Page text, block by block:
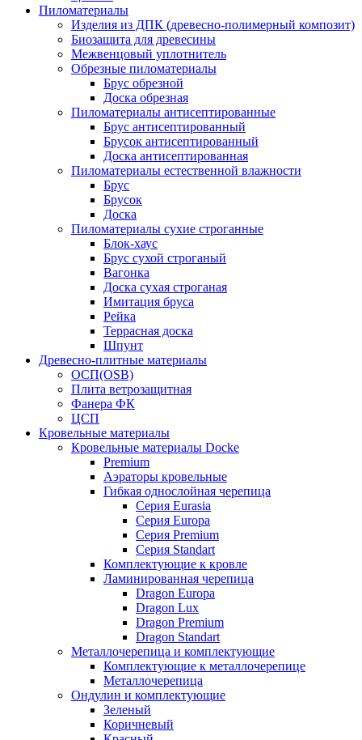
Пиломатериалы
Изделия из ДПК (древесно-полимерный композит)
Биозащита для древесины
Межвенцовый уплотнитель
Обрезные пиломатериалы
Брус обрезной
Доска обрезная
Пиломатериалы антисептированные
Брус антисептированный
Брусок антисептированный
Доска антисептированная
Пиломатериалы естественной влажности
Брус
Брусок
Доска
Пиломатериалы сухие строганные
Блок-хаус
Брус сухой строганый
Вагонка
Доска сухая строганая
Имитация бруса
Рейка
Террасная доска
Шпунт
Древесно-плитные материалы
ОСП(OSB)
Плита ветрозащитная
Фанера ФК
ЦСП
Кровельные материалы
Кровельные материалы Docke
Premium
Аэраторы кровельные
Гибкая однослойная черепица
Серия Eurasia
Серия Europa
Серия Premium
Серия Standart
Комплектующие к кровле
Ламинированная черепица
Dragon Europa
Dragon Lux
Dragon Premium
Dragon Standart
Металлочерепица и комплектующие
Комплектующие к металлочерепице
Металлочерепица
Ондулин и комплектующие
Зеленый
Коричневый